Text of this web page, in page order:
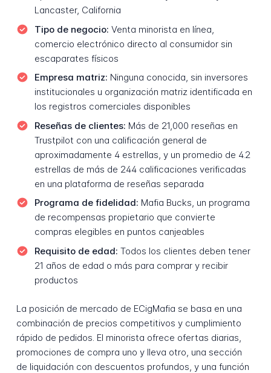
Lancaster, California
Tipo de negocio: Venta minorista en línea,
comercio electrónico directo al consumidor sin
escaparates físicos
Empresa matriz: Ninguna conocida, sin inversores
institucionales u organización matriz identificada en
los registros comerciales disponibles
Reseñas de clientes: Más de 21,000 reseñas en
Trustpilot con una calificación general de
aproximadamente 4 estrellas, y un promedio de 4.2
estrellas de más de 244 calificaciones verificadas
en una plataforma de reseñas separada
Programa de fidelidad: Mafia Bucks, un programa
de recompensas propietario que convierte
compras elegibles en puntos canjeables
Requisito de edad: Todos los clientes deben tener
21 años de edad o más para comprar y recibir
productos
La posición de mercado de ECigMafia se basa en una
combinación de precios competitivos y cumplimiento
rápido de pedidos. El minorista ofrece ofertas diarias,
promociones de compra uno y lleva otro, una sección
de liquidación con descuentos profundos, y una función